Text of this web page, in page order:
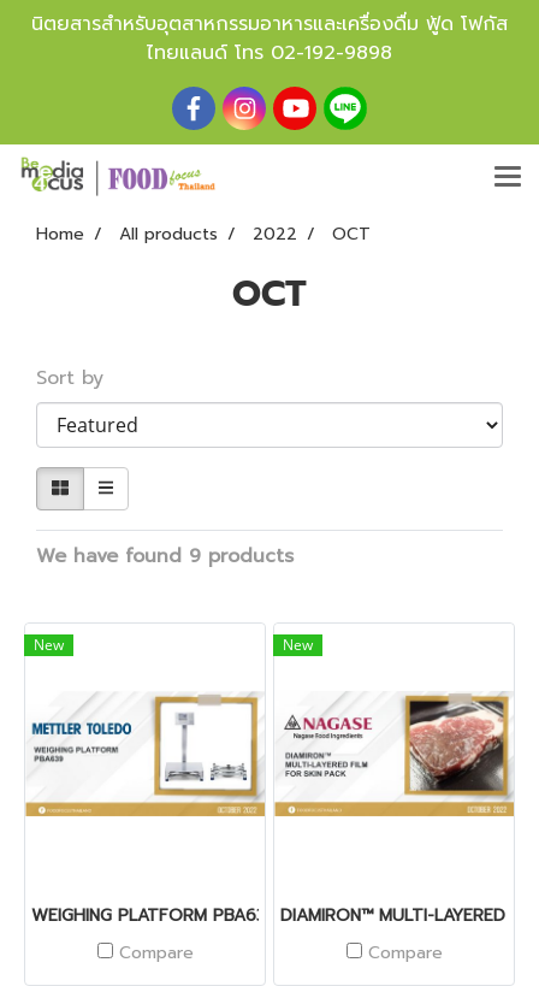
นิตยสารสำหรับอุตสาหกรรมอาหารและเครื่องดื่ม ฟู้ด โฟกัส
ไทยแลนด์ โทร 02-192-9898
Home All products 2022 OCT
OCT
Sort by
We have found 9 products
New
WEIGHING PLATFORM PBA639
Compare
New
DIAMIRON™ MULTI-LAYERED
Compare